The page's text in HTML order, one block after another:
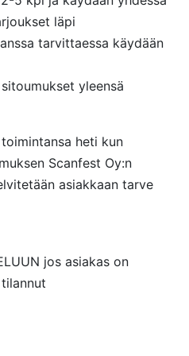
läpi
tarvittaessa käydään
yleensä
heti kun
Scanfest Oy:n
asiakkaan tarve
jos asiakas on